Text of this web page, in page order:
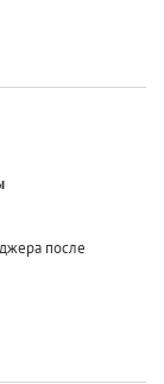
после